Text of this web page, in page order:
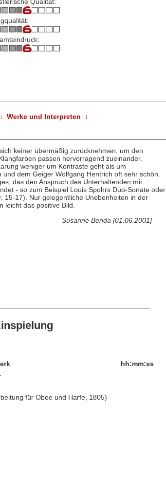
↓ Werke und Interpreten ↓
keiner übermäßig zurücknehmen, um den
passen hervorragend zueinander.
weniger um Kontraste geht als um
dem Geiger Wolfgang Hentrich oft sehr schön.
das den Anspruch des Unterhaltenden mit
- so zum Beispiel Louis Spohrs Duo-Sonate oder
15-17). Nur gelegentliche Unebenheiten in der
leicht das positive Bild.
Susanne Benda [01.06.2001]
hh:mm:ss
für Oboe und Harfe, 1805)